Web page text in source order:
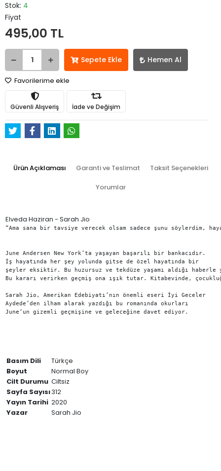
Stok: 4
Fiyat
495,00 TL
Sepete Ekle Hemen Al
Favorilerime ekle
Güvenli Alışveriş İade ve Değişim
Ürün Açıklaması Garanti ve Teslimat Taksit Seçenekleri
Yorumlar
Elveda Haziran - Sarah Jio
“Ama sana bir tavsiye verecek olsam sadece şunu
June Andersen New York’ta yaşayan başarılı bir bankacıdır.
İş hayatında her şey yolunda gitse de özel hayatında bir
şeyler eksiktir. Bu huzursuz ve tekdüze yaşamı aldığı
Bu kararı verirken geçmiş ona ışık tutar. Kitabevinde,
Sarah Jio, Amerikan Edebiyatı’nın önemli eseri İyi Geceler
Aydede’den ilham alarak yazdığı bu romanında okurları
June’un gizemli geçmişine ve geleceğine davet ediyor.
Basım Dili
Türkçe
Boyut
Normal Boy
Cilt Durumu Ciltsiz
Sayfa Sayısı312
Yayın Tarihi 2020
Yazar
Sarah Jio